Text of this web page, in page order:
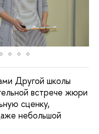
Другой школы
встрече жюри
сценку,
небольшой